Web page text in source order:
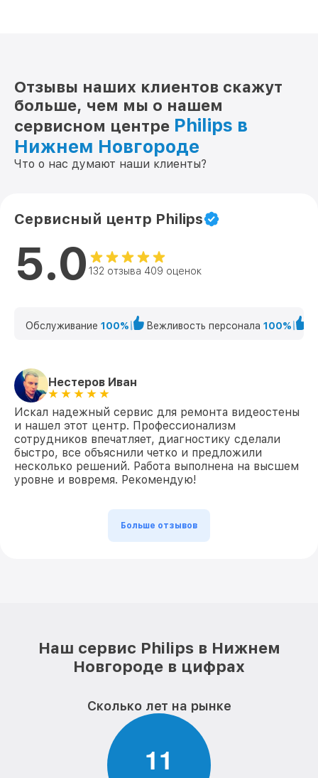
Отзывы наших клиентов скажут
больше, чем мы о нашем
сервисном центре Philips в
Нижнем Новгороде
Что о нас думают наши клиенты?
Сервисный центр Philips
5.0 132 отзыва 409 оценок
Обслуживание 100% Вежливость персонала 100%
Нестеров Иван
Искал надежный сервис для ремонта видеостены
и нашел этот центр. Профессионализм
сотрудников впечатляет, диагностику сделали
быстро, все объяснили четко и предложили
несколько решений. Работа выполнена на высшем
уровне и вовремя. Рекомендую!
Больше отзывов
Наш сервис Philips в Нижнем
Новгороде в цифрах
Сколько лет на рынке
11